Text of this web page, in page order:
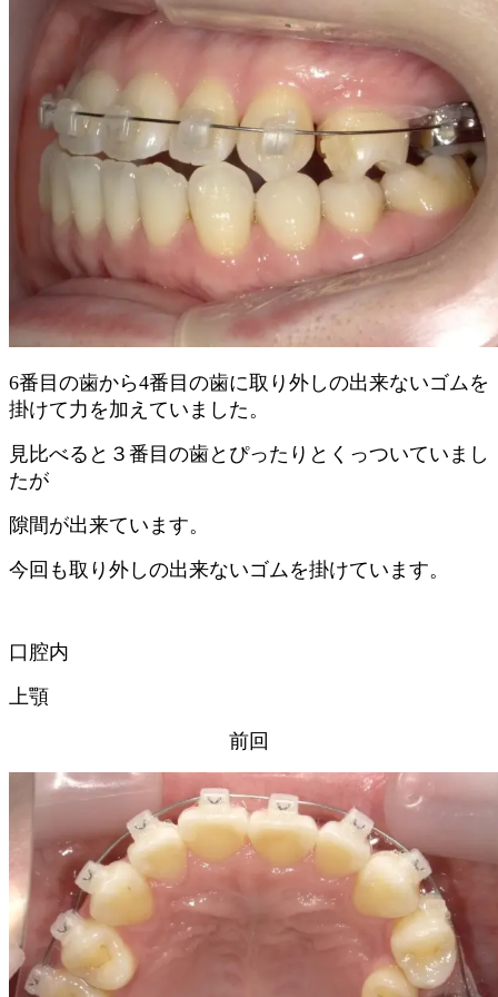
6番目の歯から4番目の歯に取り外しの出来ないゴムを
掛けて力を加えていました。
見比べると３番目の歯とぴったりとくっついていまし
たが
隙間が出来ています。
今回も取り外しの出来ないゴムを掛けています。
口腔内
上顎
前回